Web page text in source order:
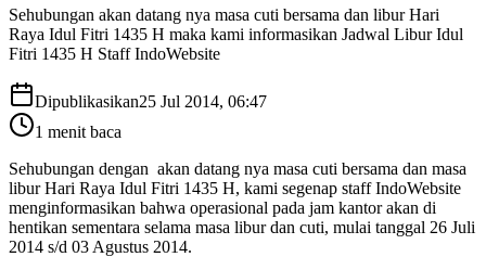
Sehubungan akan datang nya masa cuti bersama dan libur Hari
Raya Idul Fitri 1435 H maka kami informasikan Jadwal Libur Idul
Fitri 1435 H Staff IndoWebsite
Dipublikasikan25 Jul 2014, 06:47
1 menit baca
Sehubungan dengan akan datang nya masa cuti bersama dan masa
libur Hari Raya Idul Fitri 1435 H, kami segenap staff IndoWebsite
menginformasikan bahwa operasional pada jam kantor akan di
hentikan sementara selama masa libur dan cuti, mulai tanggal 26 Juli
2014 s/d 03 Agustus 2014.